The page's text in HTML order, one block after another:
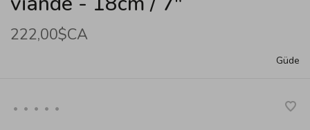
222,00$CA
Güde
• • • • •